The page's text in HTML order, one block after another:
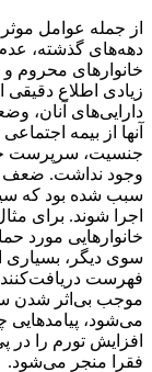
از جمله عوامل
دهه‌های گذشته،
خانوارهای محروم
زیادی اطلاع دقیقی
دارایی‌های آنان،
آنها از بیمه
جنسیت، سرپرست
وجود نداشت. ضعف
سبب شده بود که
اجرا شوند. برای
خانوارهایی مورد
سوی دیگر، بسیاری
فهرست
موجب بی‌اثر شدن
می‌شود، پیامدهایی
افزایش تورم را
فقرا منجر می‌شود.